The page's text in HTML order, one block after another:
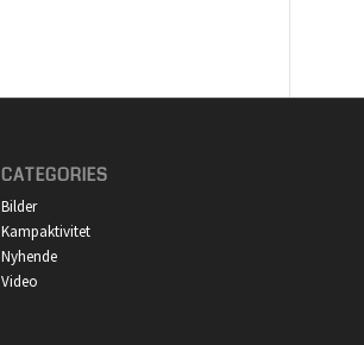
CATEGORIES
Bilder
Kampaktivitet
Nyhende
Video